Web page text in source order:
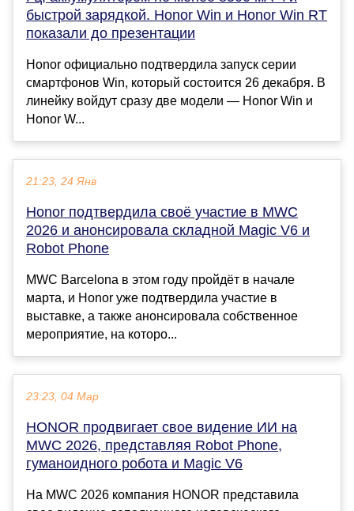
быстрой зарядкой. Honor Win и Honor Win RT
показали до презентации
Honor официально подтвердила запуск серии
смартфонов Win, который состоится 26 декабря. В
линейку войдут сразу две модели — Honor Win и
Honor W...
21:23, 24 Янв
Honor подтвердила своё участие в MWC
2026 и анонсировала складной Magic V6 и
Robot Phone
MWC Barcelona в этом году пройдёт в начале
марта, и Honor уже подтвердила участие в
выставке, а также анонсировала собственное
мероприятие, на которо...
23:23, 04 Мар
HONOR продвигает свое видение ИИ на
MWC 2026, представляя Robot Phone,
гуманоидного робота и Magic V6
На MWC 2026 компания HONOR представила